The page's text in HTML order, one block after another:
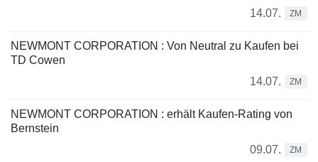
14.07.
ZM
NEWMONT CORPORATION : Von Neutral zu Kaufen bei
TD Cowen
14.07.
ZM
NEWMONT CORPORATION : erhält Kaufen-Rating von
Bernstein
09.07.
ZM